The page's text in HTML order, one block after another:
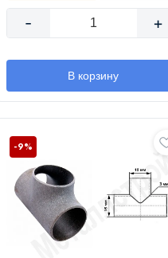
- +
В корзину
-9%